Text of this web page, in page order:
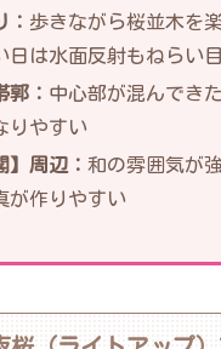
： 歩きながら桜並木を
日は水面反射もねらい目
郭： 中心部が混んでき
りやすい
】周辺：和の雰囲気が
が作りやすい